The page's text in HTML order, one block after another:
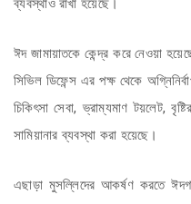
ব্যবস্থাও রাখা হয়েছে।
ঈদ জামায়াতকে কেন্দ্র করে নেওয়া
সিভিল ডিফেন্স এর পক্ষ থেকে
চিকিৎসা সেবা, ভ্রাম্যমাণ টয়লেট,
সামিয়ানার ব্যবস্থা করা হয়েছে।
এছাড়া মুসল্লিদের আকর্ষণ করতে